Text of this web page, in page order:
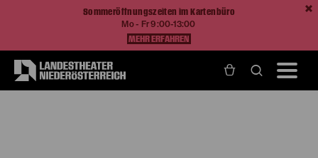
Sommeröffnungszeiten im Kartenbüro
Mo - Fr 9:00-13:00
MEHR ERFAHREN